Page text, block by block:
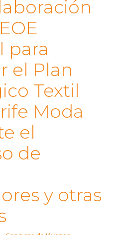
para
el Plan
Textil
Moda
el
de
y otras